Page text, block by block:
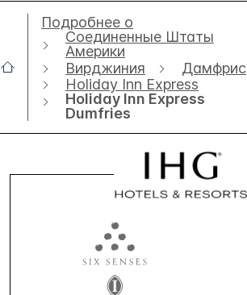
Подробнее о
Соединенные Штаты
Америки
Вирджиния
Дамфрис
Holiday Inn Express
Holiday Inn Express
Dumfries